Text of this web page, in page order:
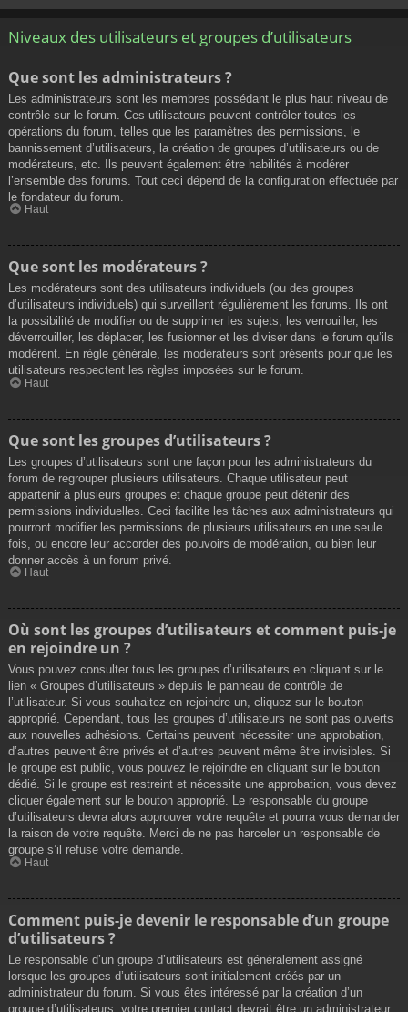
Niveaux des utilisateurs et groupes d’utilisateurs
Que sont les administrateurs ?
Les administrateurs sont les membres possédant le plus haut niveau de
contrôle sur le forum. Ces utilisateurs peuvent contrôler toutes les
opérations du forum, telles que les paramètres des permissions, le
bannissement d’utilisateurs, la création de groupes d’utilisateurs ou de
modérateurs, etc. Ils peuvent également être habilités à modérer
l’ensemble des forums. Tout ceci dépend de la configuration effectuée par
le fondateur du forum.
Haut
Que sont les modérateurs ?
Les modérateurs sont des utilisateurs individuels (ou des groupes
d’utilisateurs individuels) qui surveillent régulièrement les forums. Ils ont
la possibilité de modifier ou de supprimer les sujets, les verrouiller, les
déverrouiller, les déplacer, les fusionner et les diviser dans le forum qu’ils
modèrent. En règle générale, les modérateurs sont présents pour que les
utilisateurs respectent les règles imposées sur le forum.
Haut
Que sont les groupes d’utilisateurs ?
Les groupes d’utilisateurs sont une façon pour les administrateurs du
forum de regrouper plusieurs utilisateurs. Chaque utilisateur peut
appartenir à plusieurs groupes et chaque groupe peut détenir des
permissions individuelles. Ceci facilite les tâches aux administrateurs qui
pourront modifier les permissions de plusieurs utilisateurs en une seule
fois, ou encore leur accorder des pouvoirs de modération, ou bien leur
donner accès à un forum privé.
Haut
Où sont les groupes d’utilisateurs et comment puis-je
en rejoindre un ?
Vous pouvez consulter tous les groupes d’utilisateurs en cliquant sur le
lien « Groupes d’utilisateurs » depuis le panneau de contrôle de
l’utilisateur. Si vous souhaitez en rejoindre un, cliquez sur le bouton
approprié. Cependant, tous les groupes d’utilisateurs ne sont pas ouverts
aux nouvelles adhésions. Certains peuvent nécessiter une approbation,
d’autres peuvent être privés et d’autres peuvent même être invisibles. Si
le groupe est public, vous pouvez le rejoindre en cliquant sur le bouton
dédié. Si le groupe est restreint et nécessite une approbation, vous devez
cliquer également sur le bouton approprié. Le responsable du groupe
d’utilisateurs devra alors approuver votre requête et pourra vous demander
la raison de votre requête. Merci de ne pas harceler un responsable de
groupe s’il refuse votre demande.
Haut
Comment puis-je devenir le responsable d’un groupe
d’utilisateurs ?
Le responsable d’un groupe d’utilisateurs est généralement assigné
lorsque les groupes d’utilisateurs sont initialement créés par un
administrateur du forum. Si vous êtes intéressé par la création d’un
groupe d’utilisateurs, votre premier contact devrait être un administrateur.